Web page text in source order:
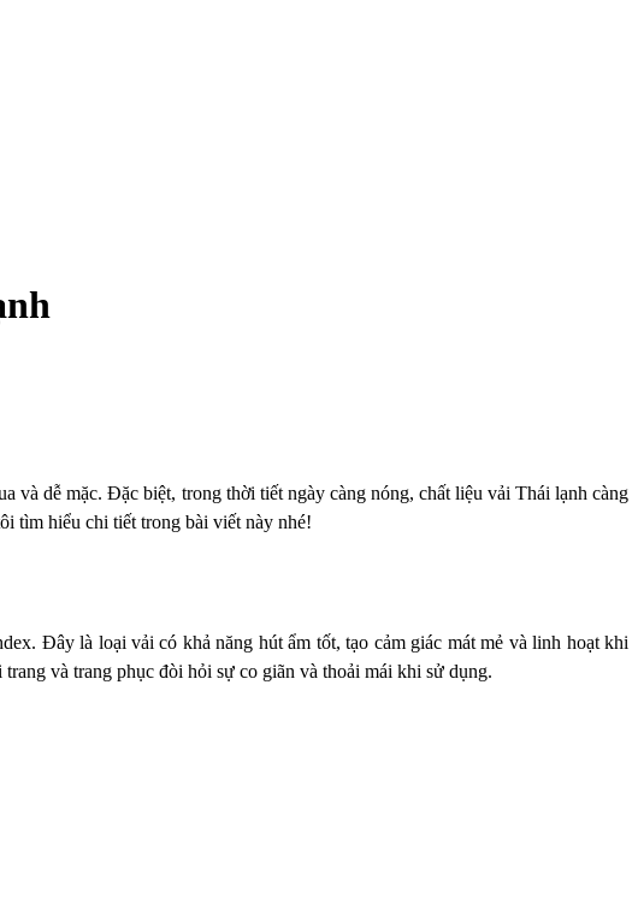
và dễ mặc. Đặc biệt, trong thời tiết ngày càng nóng, chất liệu vải Thái lạnh càng
tìm hiểu chi tiết trong bài viết này nhé!
Đây là loại vải có khả năng hút ẩm tốt, tạo cảm giác mát mẻ và linh hoạt khi
và trang phục đòi hỏi sự co giãn và thoải mái khi sử dụng.